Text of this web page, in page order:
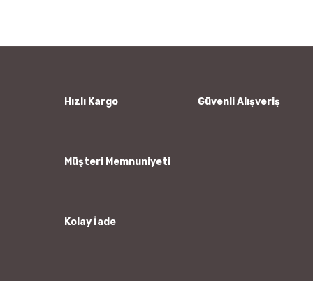
Ürün bilgilerinde hatalar bulunuyor.
Hızlı Kargo Güvenli Alışveriş
Müşteri Memnuniyeti
Kolay İade